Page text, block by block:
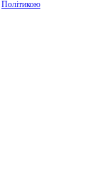
Політикою